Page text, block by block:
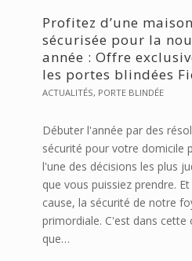
Profitez d’une maison
sécurisée pour la
année : Offre
les portes blindées
ACTUALITÉS, PORTE BLINDÉE
Débuter l'année par des
sécurité pour votre domicile
l'une des décisions les plus
que vous puissiez prendre.
cause, la sécurité de notre
primordiale. C'est dans cette
que…